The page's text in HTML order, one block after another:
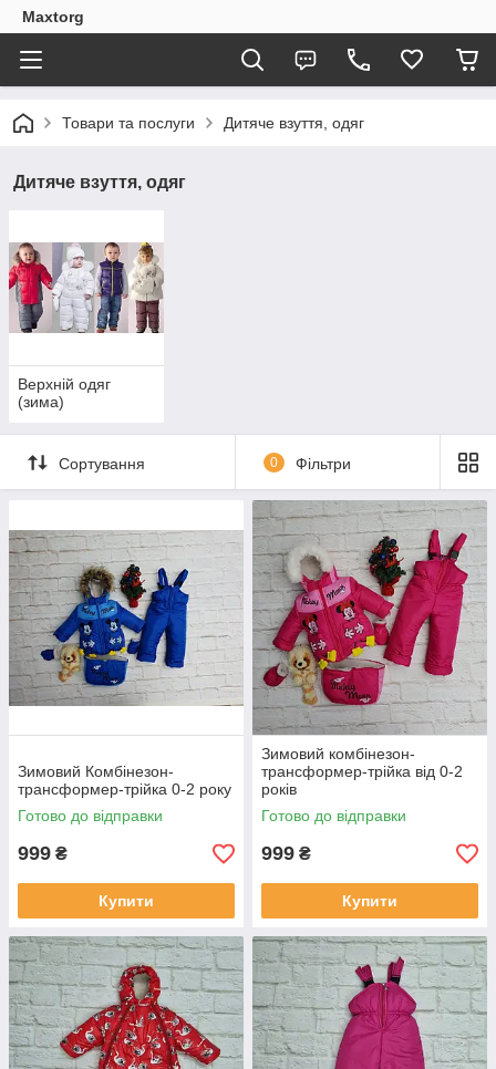
Maxtorg
Товари та послуги Дитяче взуття, одяг
Дитяче взуття, одяг
Верхній одяг
(зима)
Сортування 0 Фільтри
Зимовий Комбінезон-
трансформер-трійка 0-2 року
Готово до відправки
999 ₴
Купити
Зимовий комбінезон-
трансформер-трійка від 0-2
років
Готово до відправки
999 ₴
Купити